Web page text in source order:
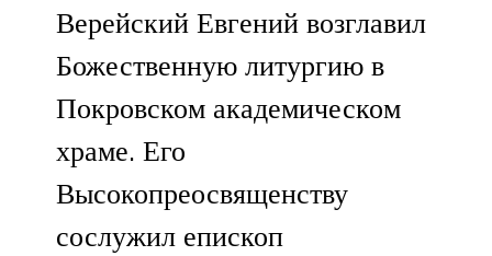
Верейский Евгений возглавил
Божественную литургию в
Покровском академическом
храме. Его
Высокопреосвященству
сослужил епископ